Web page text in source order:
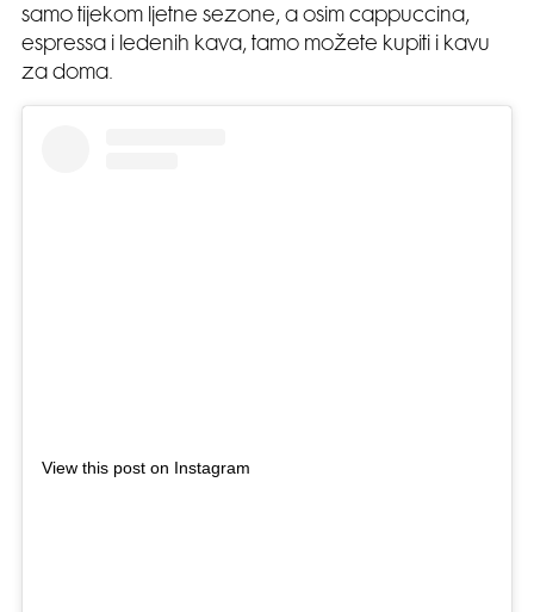
samo tijekom ljetne sezone, a osim cappuccina,
espressa i ledenih kava, tamo možete kupiti i kavu
za doma.
View this post on Instagram